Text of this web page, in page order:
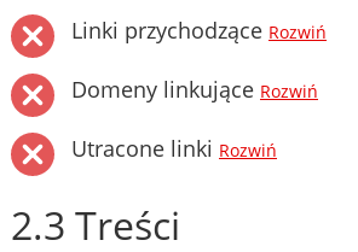
Linki przychodzące Rozwiń
Domeny linkujące Rozwiń
Utracone linki Rozwiń
2.3 Treści